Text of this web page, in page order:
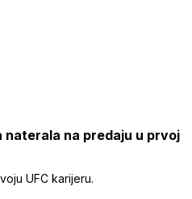
na predaju u prvoj
UFC karijeru.